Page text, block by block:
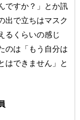
ですか？」とか訊
出で立ちはマスク
るくらいの感じ
のは「もう自分は
はできません」と